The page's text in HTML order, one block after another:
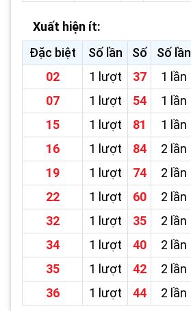
Xuất hiện ít:
Đặc biệt
Số lần Số Số lần
02
1 lượt 37 1 lần
07
1 lượt 54 1 lần
15
1 lượt 81 1 lần
16
1 lượt 84 2 lần
19
1 lượt 74 2 lần
22
1 lượt 60 2 lần
32
1 lượt 35 2 lần
34
1 lượt 40 2 lần
35
1 lượt 42 2 lần
36
1 lượt 44 2 lần